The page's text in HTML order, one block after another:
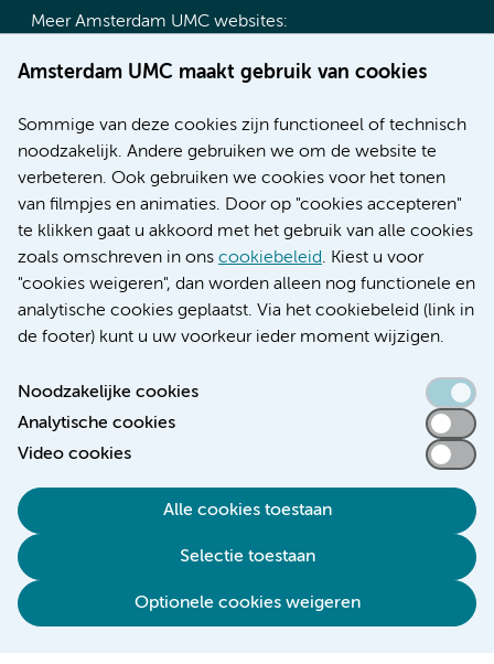
Amsterdam UMC maakt gebruik van cookies
Sommige van deze cookies zijn functioneel of technisch
noodzakelijk. Andere gebruiken we om de website te
verbeteren. Ook gebruiken we cookies voor het tonen
van filmpjes en animaties. Door op "cookies accepteren"
te klikken gaat u akkoord met het gebruik van alle cookies
zoals omschreven in ons cookiebeleid. Kiest u voor
"cookies weigeren", dan worden alleen nog functionele en
analytische cookies geplaatst. Via het cookiebeleid (link in
de footer) kunt u uw voorkeur ieder moment wijzigen.
Noodzakelijke cookies
Analytische cookies
Video cookies
Alle cookies toestaan
Selectie toestaan
Optionele cookies weigeren
Meer Amsterdam UMC websites:
Werken bij Amsterdam UMC
Nieuws
Research
Educatie locatie AMC
Educatie locatie VUmc
Verwijzen & diagnostiek
Toegankelijkheidsverklaring
Responsible disclosure